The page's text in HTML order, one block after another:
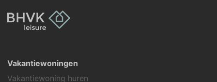
Vakantiewoningen
Vakantiewoning huren